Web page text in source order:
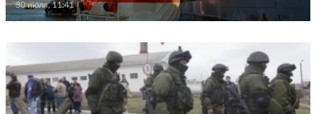
30 июля, 11:41